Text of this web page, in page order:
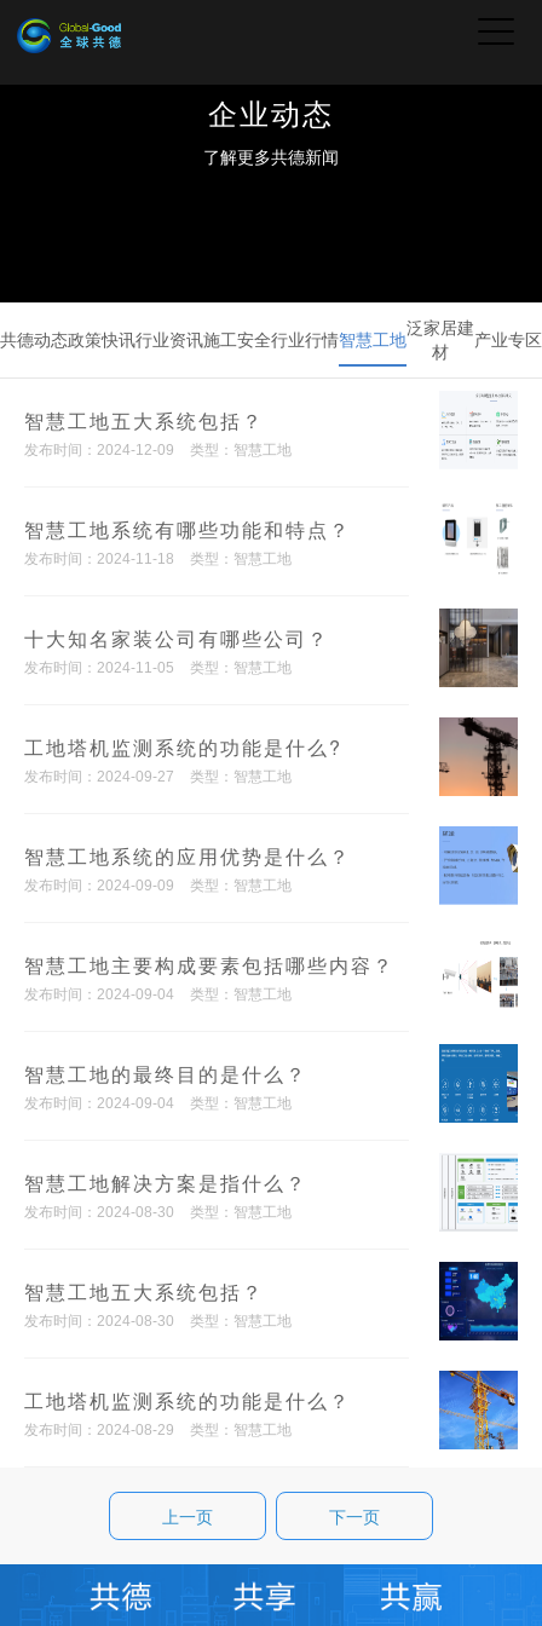
企业动态
了解更多共德新闻
共德动态政策快讯行业资讯施工安全行业行情智慧工地
泛家居建
材
产业专区
智慧工地五大系统包括？
发布时间：2024-12-09 类型：智慧工地
智慧工地系统有哪些功能和特点？
发布时间：2024-11-18 类型：智慧工地
十大知名家装公司有哪些公司？
发布时间：2024-11-05 类型：智慧工地
工地塔机监测系统的功能是什么?
发布时间：2024-09-27 类型：智慧工地
智慧工地系统的应用优势是什么？
发布时间：2024-09-09 类型：智慧工地
智慧工地主要构成要素包括哪些内容？
发布时间：2024-09-04 类型：智慧工地
智慧工地的最终目的是什么？
发布时间：2024-09-04 类型：智慧工地
智慧工地解决方案是指什么？
发布时间：2024-08-30 类型：智慧工地
智慧工地五大系统包括？
发布时间：2024-08-30 类型：智慧工地
工地塔机监测系统的功能是什么？
发布时间：2024-08-29 类型：智慧工地
上一页 下一页